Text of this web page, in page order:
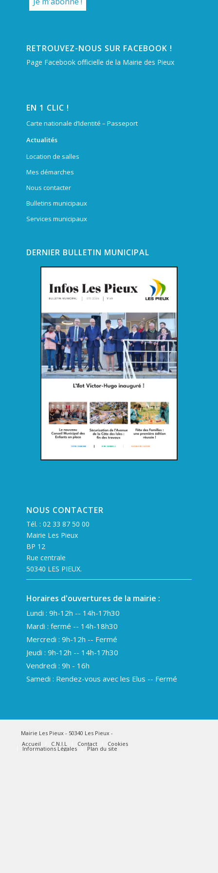
RETROUVEZ-NOUS SUR FACEBOOK !
Page Facebook officielle de la Mairie des Pieux
EN 1 CLIC !
Carte nationale d’Identité – Passeport
Actualités
Location de salles
Mes démarches
Nous contacter
Bulletins municipaux
Services municipaux
DERNIER BULLETIN MUNICIPAL
NOUS CONTACTER
Tél. : 02 33 87 50 00
Mairie Les Pieux
BP 12
Rue centrale
50340 LES PIEUX.
Horaires d'ouvertures de la mairie :
Lundi : 9h-12h -- 14h-17h30
Mardi : fermé -- 14h-18h30
Mercredi : 9h-12h -- Fermé
Jeudi : 9h-12h -- 14h-17h30
Vendredi : 9h - 16h
Samedi : Rendez-vous avec les Elus -- Fermé
Mairie Les Pieux - 50340 Les Pieux -
Accueil
C.N.I.L Contact Cookies
Informations Légales Plan du site